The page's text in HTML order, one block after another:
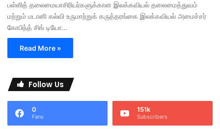
பள்ளித் தலைமையாசிரியர்களுக்கான இலக்கவியல் தலைமைத்துவம்
மற்றும் மடானி கல்வி உருமாற்றுக் கருத்தரங்கை இலக்கவியல் அமைச்சர்
கோபிந்த் சிங் டியோ…
Read More »
Follow Us
0
Fans
151k
Subscribers